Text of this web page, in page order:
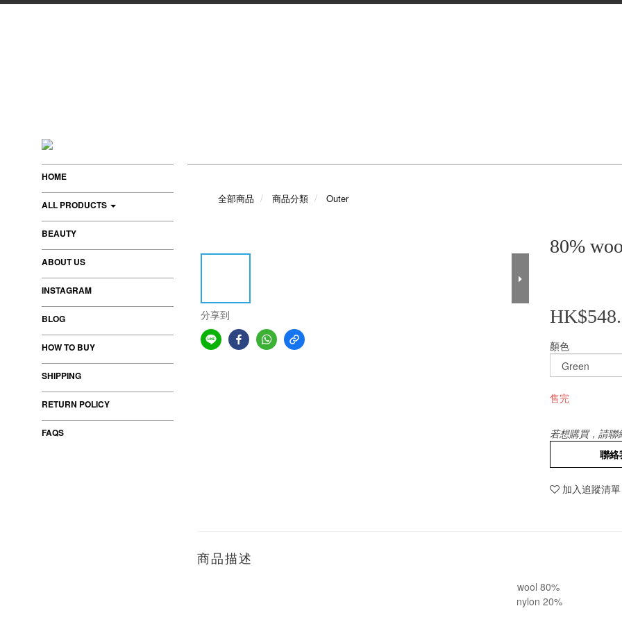
HOME
ALL PRODUCTS
BEAUTY
ABOUT US
INSTAGRAM
BLOG
HOW TO BUY
SHIPPING
RETURN POLICY
FAQS
全部商品 商品分類 Outer
分享到
80%
顏色
售完
若想購買，請聯
聯絡
加入追蹤清單
商品描述
wool 80%
nylon 20%